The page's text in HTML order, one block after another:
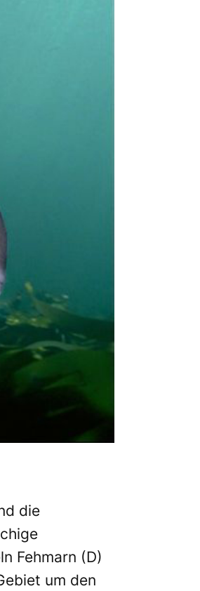
die
Fehmarn (D)
um den